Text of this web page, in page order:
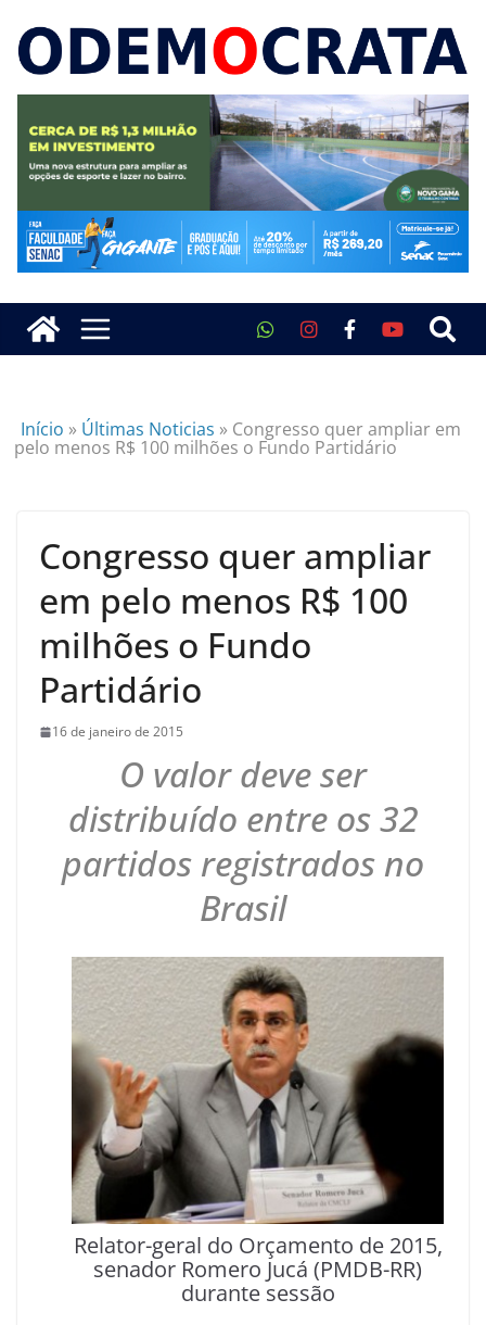
Início » Últimas Noticias » Congresso quer ampliar em
pelo menos R$ 100 milhões o Fundo Partidário
Congresso quer ampliar
em pelo menos R$ 100
milhões o Fundo
Partidário
16 de janeiro de 2015
O valor deve ser
distribuído entre os 32
partidos registrados no
Brasil
Relator-geral do Orçamento de 2015,
senador Romero Jucá (PMDB-RR)
durante sessão